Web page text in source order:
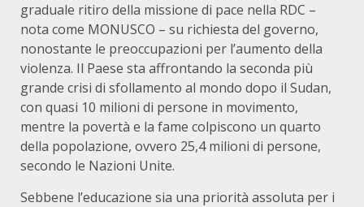
graduale ritiro della missione di pace nella RDC –
nota come MONUSCO – su richiesta del governo,
nonostante le preoccupazioni per l’aumento della
violenza. Il Paese sta affrontando la seconda più
grande crisi di sfollamento al mondo dopo il Sudan,
con quasi 10 milioni di persone in movimento,
mentre la povertà e la fame colpiscono un quarto
della popolazione, ovvero 25,4 milioni di persone,
secondo le Nazioni Unite.
Sebbene l’educazione sia una priorità assoluta per i